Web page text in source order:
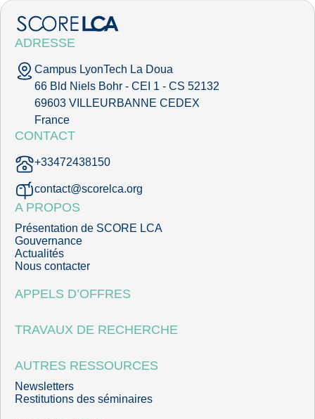
ADRESSE
Campus LyonTech La Doua
66 Bld Niels Bohr - CEI 1 - CS 52132
69603 VILLEURBANNE CEDEX
France
CONTACT
+33472438150
contact@scorelca.org
A PROPOS
Présentation de SCORE LCA
Gouvernance
Actualités
Nous contacter
APPELS D’OFFRES
TRAVAUX DE RECHERCHE
AUTRES RESSOURCES
Newsletters
Restitutions des séminaires